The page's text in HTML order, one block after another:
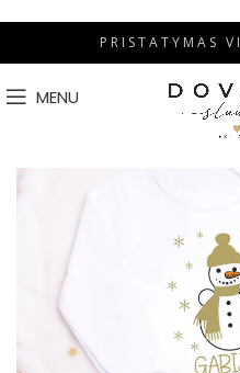
P R I S T A T Y M A S V
MENU